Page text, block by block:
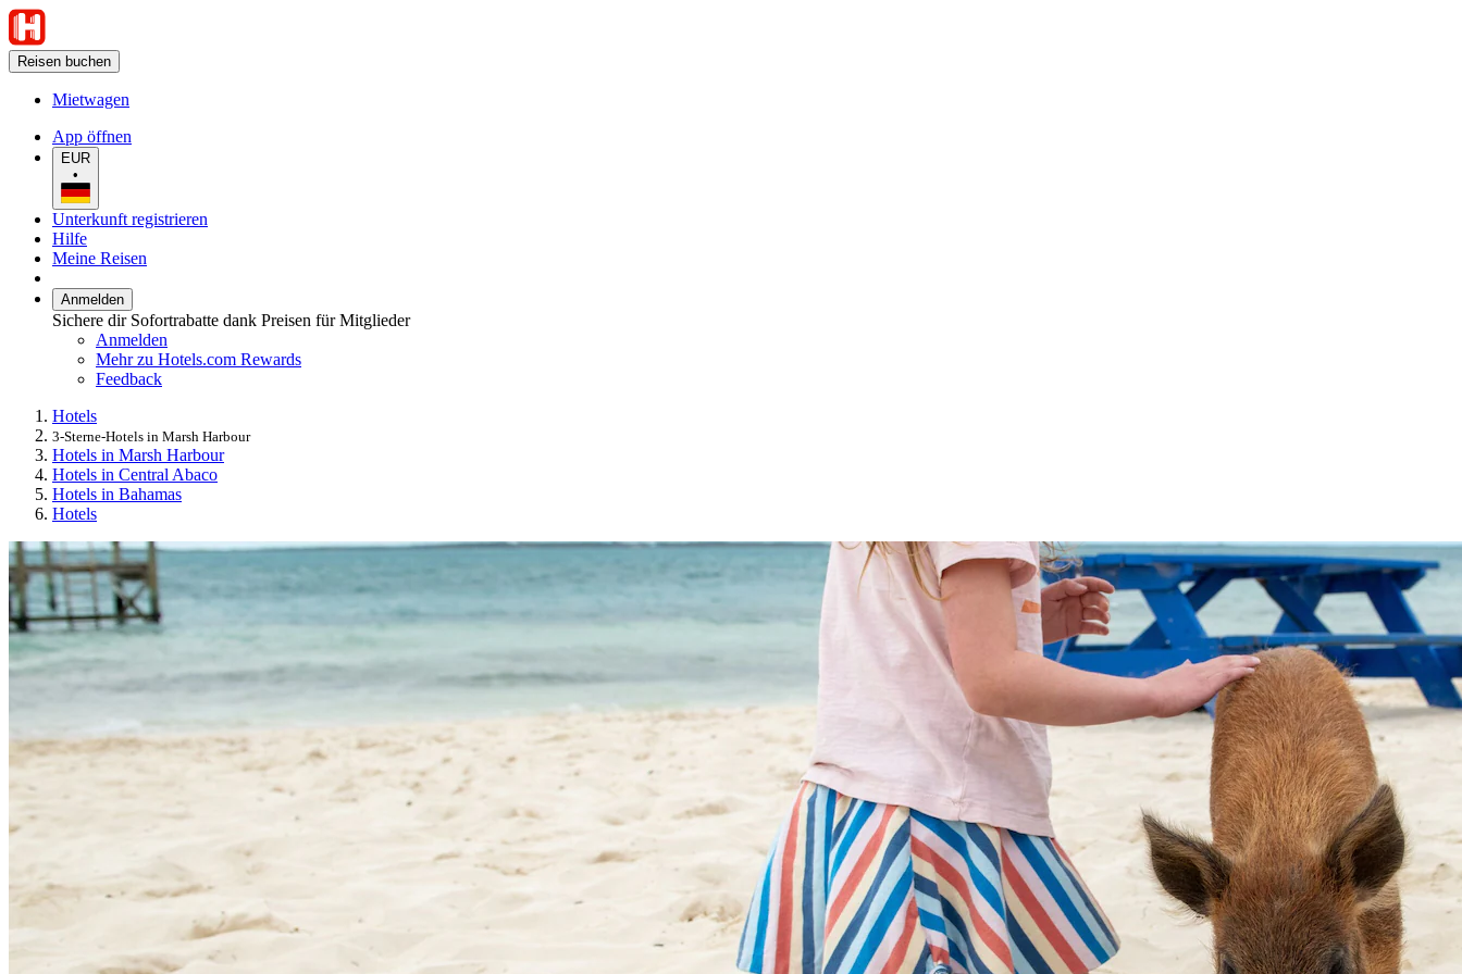
Reisen buchen
Mietwagen
App öffnen
EUR
•
Unterkunft registrieren
Hilfe
Meine Reisen
Anmelden
Sichere dir Sofortrabatte dank Preisen für Mitglieder
Anmelden
Mehr zu Hotels.com Rewards
Feedback
Hotels
3-Sterne-Hotels in Marsh Harbour
Hotels in Marsh Harbour
Hotels in Central Abaco
Hotels in Bahamas
Hotels